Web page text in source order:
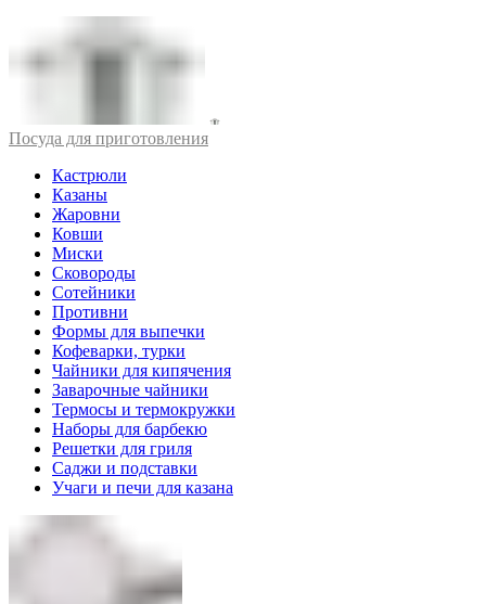
Посуда для приготовления
Кастрюли
Казаны
Жаровни
Ковши
Миски
Сковороды
Сотейники
Противни
Формы для выпечки
Кофеварки, турки
Чайники для кипячения
Заварочные чайники
Термосы и термокружки
Наборы для барбекю
Решетки для гриля
Саджи и подставки
Учаги и печи для казана